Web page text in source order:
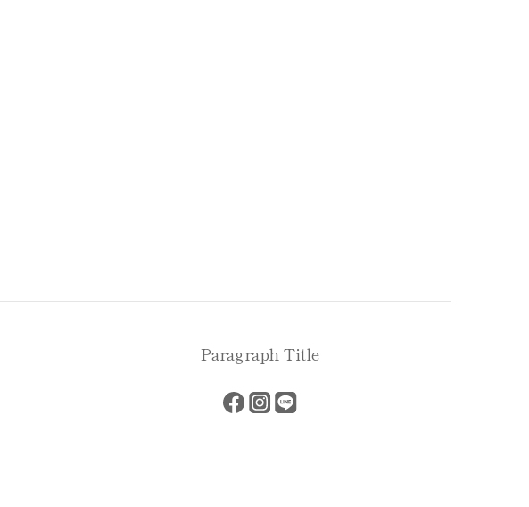
Paragraph Title